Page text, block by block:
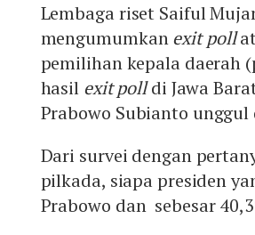
Lembaga riset Saiful
mengumumkanexit poll
pemilihan kepala daerah
hasil exit polldi Jawa
Prabowo Subianto
Dari survei dengan
pilkada, siapa presiden
Prabowo dan sebesar